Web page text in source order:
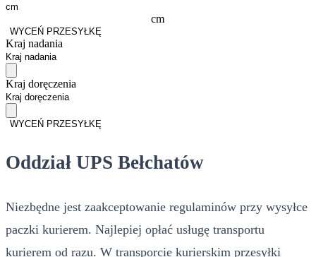
cm
WYCEŃ PRZESYŁKĘ
Kraj nadania
Kraj doręczenia
WYCEŃ PRZESYŁKĘ
Oddział UPS Bełchatów
Niezbędne jest zaakceptowanie regulaminów przy wysyłce
paczki kurierem. Najlepiej opłać usługę transportu
kurierem od razu. W transporcie kurierskim przesyłki